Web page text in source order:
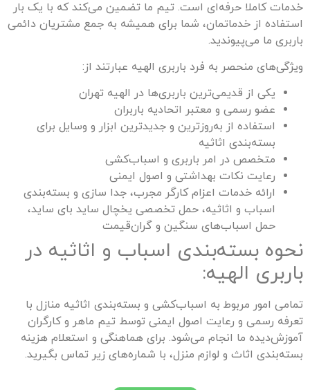
خدمات کاملا حرفه‌ای است. تیم ما تضمین می‌کند که با یک بار
استفاده از خدماتمان، شما برای همیشه به جمع مشتریان دائمی
باربری ما می‌پیوندید.
ویژگی‌های منحصر به فرد باربری الهیه عبارتند از:
یکی از قدیمی‌ترین باربری‌ها در الهیه تهران
عضو رسمی و معتبر اتحادیه باربران
استفاده از به‌روزترین و جدیدترین ابزار و وسایل برای
بسته‌بندی اثاثیه
متخصص در امر باربری و اسباب‌کشی
رعایت نکات بهداشتی و اصول ایمنی
ارائه خدمات اعزام کارگر مجرب، جدا سازی و بسته‌بندی
اسباب و اثاثیه، حمل تخصصی یخچال ساید بای ساید،
حمل اسباب‌های سنگین و گران‌قیمت
نحوه بسته‌بندی اسباب و اثاثیه در
باربری الهیه:
تمامی امور مربوط به اسباب‌کشی و بسته‌بندی اثاثیه منازل با
تعرفه رسمی و رعایت اصول ایمنی توسط تیم ماهر و کارگران
آموزش‌دیده ما انجام می‌شود. برای هماهنگی و استعلام هزینه
بسته‌بندی اثاث و لوازم منزل، با شماره‌های زیر تماس بگیرید.